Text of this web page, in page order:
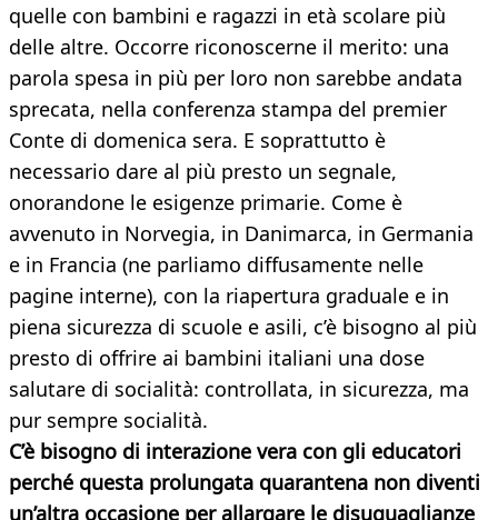
quelle con bambini e ragazzi in età scolare più
delle altre. Occorre riconoscerne il merito: una
parola spesa in più per loro non sarebbe andata
sprecata, nella conferenza stampa del premier
Conte di domenica sera. E soprattutto è
necessario dare al più presto un segnale,
onorandone le esigenze primarie. Come è
avvenuto in Norvegia, in Danimarca, in Germania
e in Francia (ne parliamo diffusamente nelle
pagine interne), con la riapertura graduale e in
piena sicurezza di scuole e asili, c’è bisogno al più
presto di offrire ai bambini italiani una dose
salutare di socialità: controllata, in sicurezza, ma
pur sempre socialità.
C’è bisogno di interazione vera con gli educatori
perché questa prolungata quarantena non diventi
un’altra occasione per allargare le disuguaglianze